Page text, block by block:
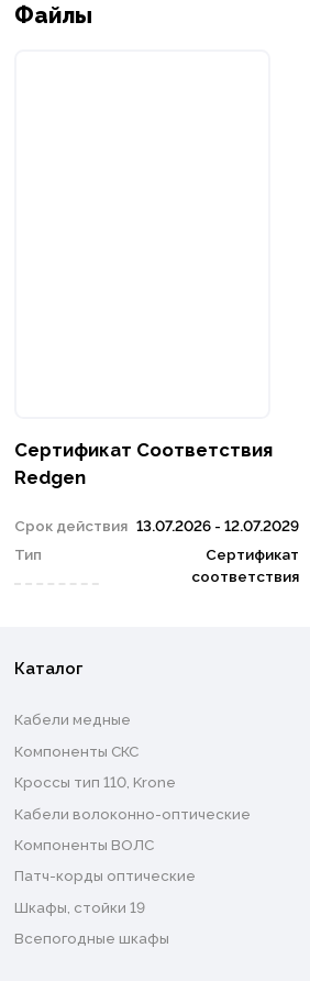
Файлы
Сертификат Соответствия
Redgen
Срок действия 13.07.2026 - 12.07.2029
Тип
Сертификат
соответствия
Каталог
Кабели медные
Компоненты СКС
Кроссы тип 110, Krone
Кабели волоконно-оптические
Компоненты ВОЛС
Патч-корды оптические
Шкафы, стойки 19
Всепогодные шкафы